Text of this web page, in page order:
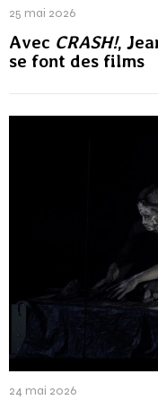
25 mai 2026
Avec CRASH!,
se font des films
24 mai 2026